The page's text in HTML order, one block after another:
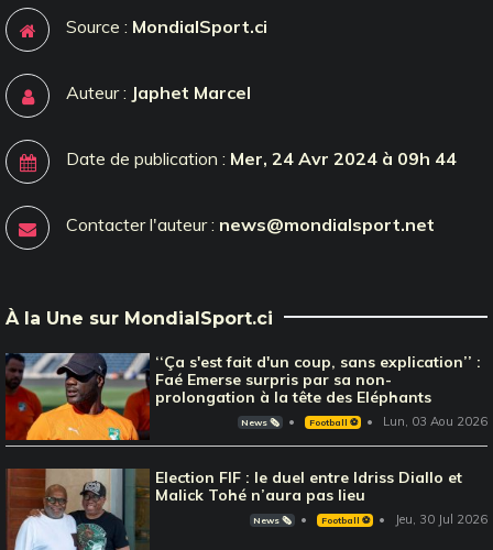
Source : MondialSport.ci
Auteur : Japhet Marcel
Date de publication : Mer, 24 Avr 2024 à 09h 44
Contacter l'auteur : news@mondialsport.net
À la Une sur MondialSport.ci
‘‘Ça s'est fait d'un coup, sans explication’’ :
Faé Emerse surpris par sa non-
prolongation à la tête des Eléphants
News 🗞️ Football ⚽️ Lun, 03 Aou 2026
Election FIF : le duel entre Idriss Diallo et
Malick Tohé n’aura pas lieu
News 🗞️ Football ⚽️ Jeu, 30 Jul 2026